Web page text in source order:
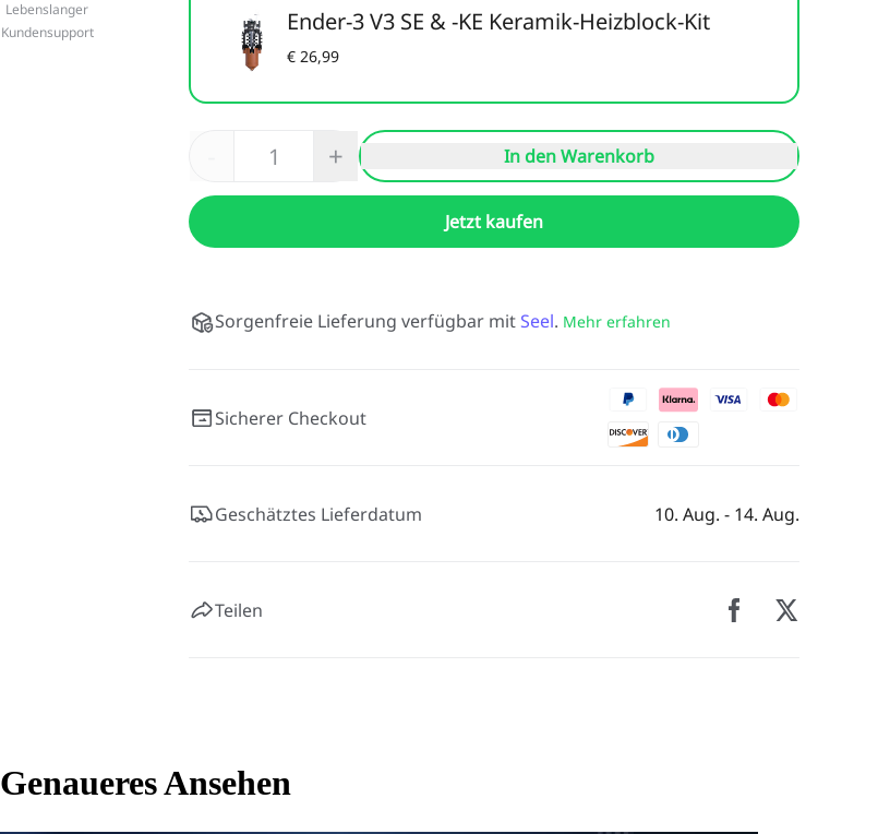
Lebenslanger
Kundensupport
Ender-3 V3 SE & -KE Keramik-Heizblock-Kit
€ 26,99
+ In den Warenkorb
Jetzt kaufen
Sorgenfreie Lieferung verfügbar mit Seel. Mehr erfahren
Sicherer Checkout
Geschätztes Lieferdatum 10. Aug. - 14. Aug.
Teilen
Genaueres Ansehen